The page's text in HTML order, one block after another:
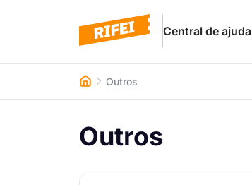
Central de ajuda
Outros
Outros